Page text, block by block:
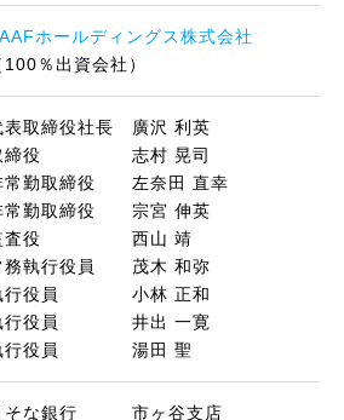
ホールディングス株式会社
100％出資会社）
表取締役社長 廣沢 利英
締役 志村 晃司
常勤取締役 左奈田 直幸
常勤取締役 宗宮 伸英
査役 西山 靖
務執行役員 茂木 和弥
行役員 小林 正和
行役員 井出 一寛
行役員 湯田 聖
そな銀行 市ヶ谷支店